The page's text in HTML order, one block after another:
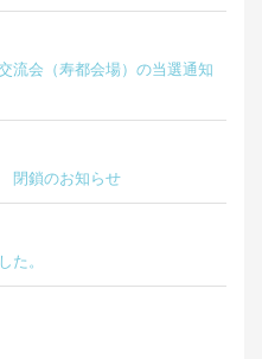
流会（寿都会場）の当選通知
鎖のお知らせ
。